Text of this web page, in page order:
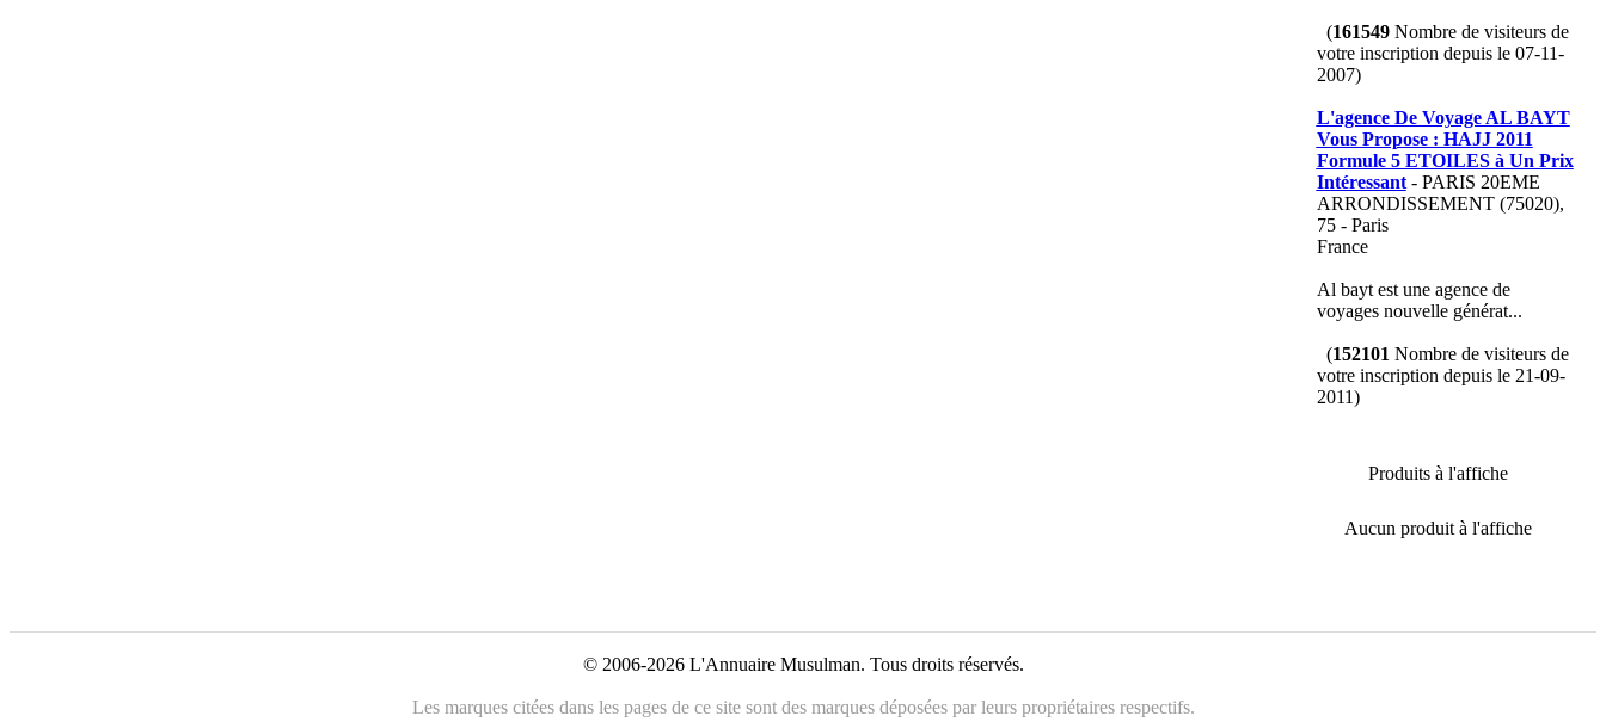
(161549Nombre de visiteurs de
votre inscription depuis le 07-11-
2007)
L'agence De Voyage AL BAYT
Vous Propose : HAJJ 2011
Formule 5 ETOILES à Un Prix
Intéressant- PARIS 20EME
ARRONDISSEMENT (75020),
75 - Paris
France
Al bayt est une agence de
voyages nouvelle générat...
(152101 Nombre de visiteurs de
votre inscription depuis le 21-09-
2011)
Produits à l'affiche
Aucun produit à l'affiche
© 2006-2026 L'Annuaire Musulman. Tous droits réservés.
Les marques citées dans les pages de ce site sont des marques déposées par leurs propriétaires respectifs.